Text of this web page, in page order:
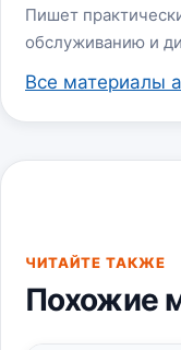
Пишет
обслуживанию и
Все материалы
ЧИТАЙТЕ ТАКЖЕ
Похожие